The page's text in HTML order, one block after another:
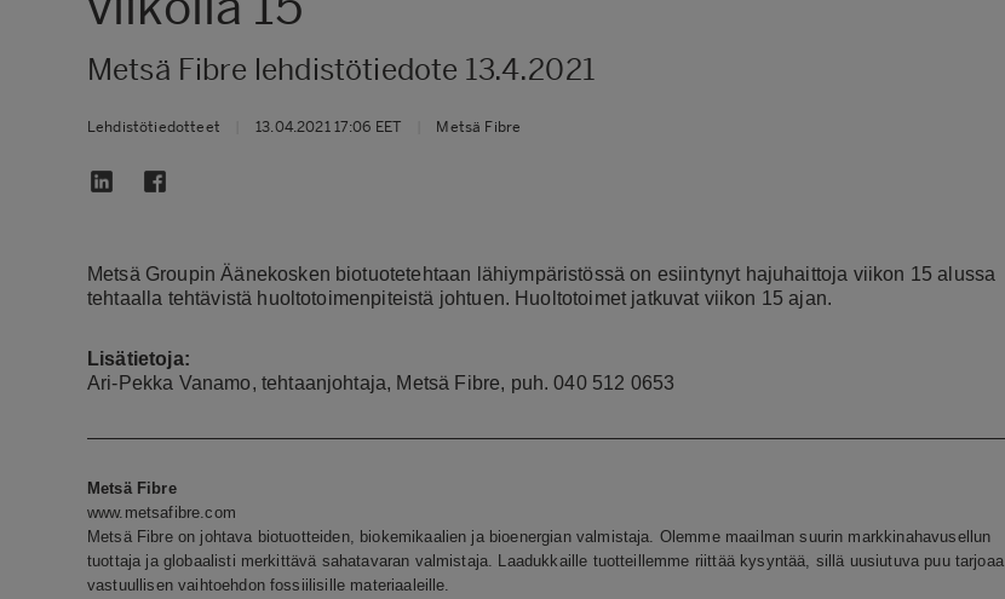
Metsä Fibre lehdistötiedote 13.4.2021
Lehdistötiedotteet 13.04.2021 17:06 EET Metsä Fibre
Metsä Groupin Äänekosken biotuotetehtaan lähiympäristössä on esiintynyt hajuhaittoja viikon 15 alussa
tehtaalla tehtävistä huoltotoimenpiteistä johtuen. Huoltotoimet jatkuvat viikon 15 ajan.
Lisätietoja:
Ari-Pekka Vanamo, tehtaanjohtaja, Metsä Fibre, puh. 040 512 0653
Metsä Fibre
www.metsafibre.com
Metsä Fibre on johtava biotuotteiden, biokemikaalien ja bioenergian valmistaja. Olemme maailman suurin markkinahavusellun
tuottaja ja globaalisti merkittävä sahatavaran valmistaja. Laadukkaille tuotteillemme riittää kysyntää, sillä uusiutuva puu tarjoaa
vastuullisen vaihtoehdon fossiilisille materiaaleille.